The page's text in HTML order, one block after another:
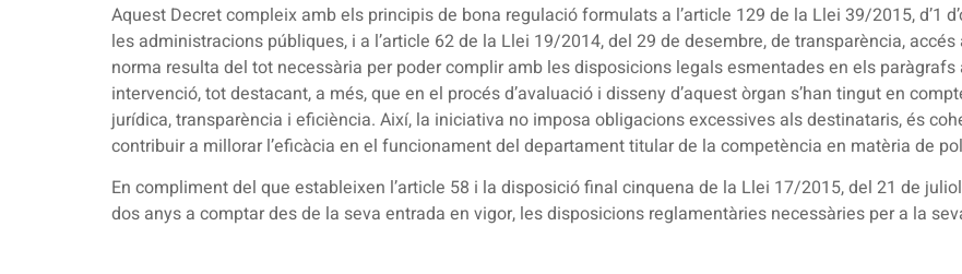
Aquest Decret compleix amb els principis de bona regulació formulats a l’article 129 de la Llei 39/2015, d’1
les administracions públiques, i a l’article 62 de la Llei 19/2014, del 29 de desembre, de transparència,
norma resulta del tot necessària per poder complir amb les disposicions legals esmentades en els
intervenció, tot destacant, a més, que en el procés d’avaluació i disseny d’aquest òrgan s’han tingut en
jurídica, transparència i eficiència. Així, la iniciativa no imposa obligacions excessives als destinataris, és
contribuir a millorar l’eficàcia en el funcionament del departament titular de la competència en matèria de
En compliment del que estableixen l’article 58 i la disposició final cinquena de la Llei 17/2015, del 21 de
dos anys a comptar des de la seva entrada en vigor, les disposicions reglamentàries necessàries per a la